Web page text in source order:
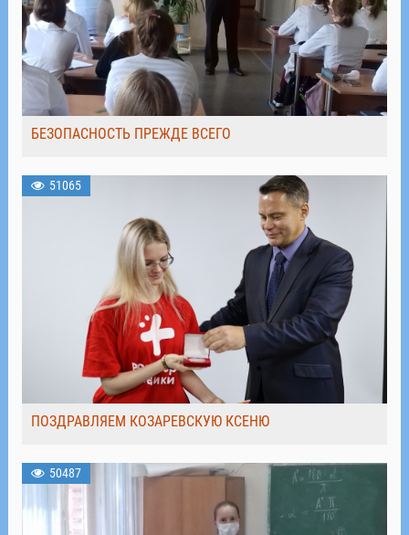
БЕЗОПАСНОСТЬ ПРЕЖДЕ ВСЕГО
51065
ПОЗДРАВЛЯЕМ КОЗАРЕВСКУЮ КСЕНЮ
50487